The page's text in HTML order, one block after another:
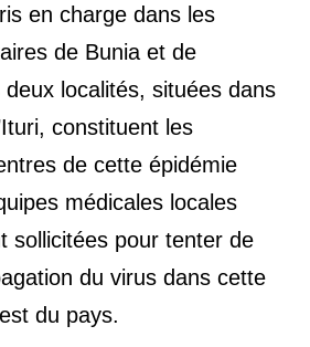
en charge dans les
de Bunia et de
localités, situées dans
constituent les
de cette épidémie
médicales locales
sollicitées pour tenter de
du virus dans cette
du pays.